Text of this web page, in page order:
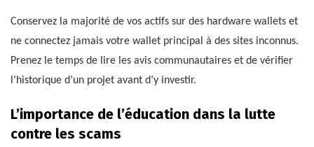
Conservez la majorité de vos actifs sur des hardware wallets et
ne connectez jamais votre wallet principal à des sites inconnus.
Prenez le temps de lire les avis communautaires et de vérifier
l’historique d’un projet avant d’y investir.
L’importance de l’éducation dans la lutte
contre les scams